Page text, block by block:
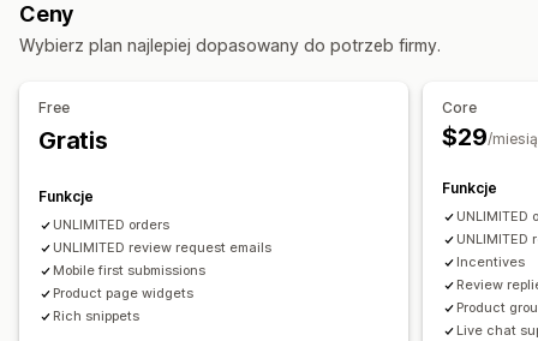
Strona wszystkich recenzji
Streszczenie recenzji Pytania i odpowiedzi
Fragmenty rozszerzone
Prośby przez e-mail
Wyskakujące okienka
Kody QR
Import i eksport
Migracja recenzji
Syndykacja recenzji
Automatyzacje
Niestandardowe prośby
Opcje wyświetlania
Ceny
Wybierz plan najlepiej dopasowany do potrzeb firmy.
Free
Gratis
Funkcje
UNLIMITED orders
UNLIMITED review request emails
Mobile first submissions
Product page widgets
Rich snippets
Core
$29/
Funkcje
UNLIMITED
Incentives
Review
Product
Live chat